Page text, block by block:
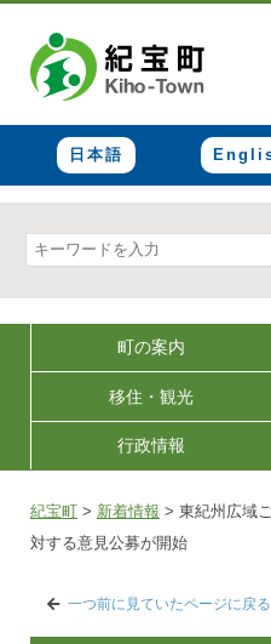
日本語
町の案内
移住・観光
行政情報
紀宝町 > 新着情報 > 東紀州広域
対する意見公募が開始
一つ前に見ていたページに戻る